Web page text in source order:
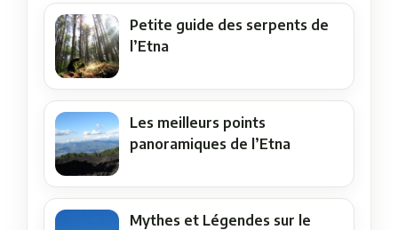
Petite guide des serpents de
l’Etna
Les meilleurs points
panoramiques de l’Etna
Mythes et Légendes sur le